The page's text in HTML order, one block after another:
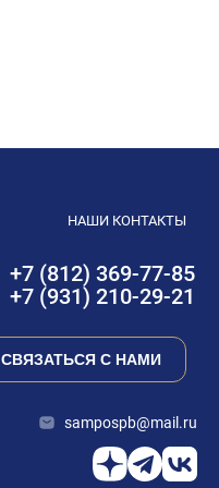
НАШИ КОНТАКТЫ
+7 (812) 369-77-85
+7 (931) 210-29-21
СВЯЗАТЬСЯ С НАМИ
sampospb@mail.ru